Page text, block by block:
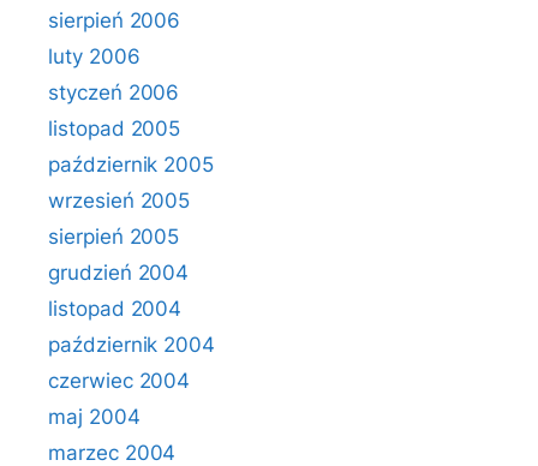
sierpień 2006
luty 2006
styczeń 2006
listopad 2005
październik 2005
wrzesień 2005
sierpień 2005
grudzień 2004
listopad 2004
październik 2004
czerwiec 2004
maj 2004
marzec 2004